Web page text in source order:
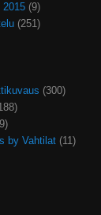
2015 (9)
(251)
(300)
by Vahtilat(11)